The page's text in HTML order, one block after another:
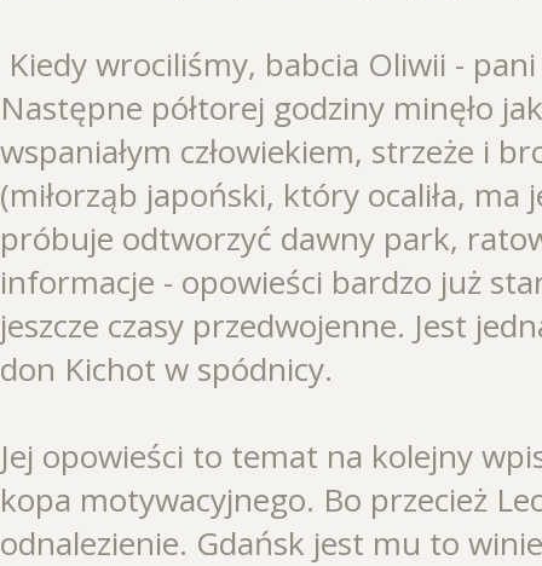
Kiedy wrociliśmy, babcia Oliwii - pani
Następne półtorej godziny minęło
wspaniałym człowiekiem, strzeże i
(miłorząb japoński, który ocaliła, ma
próbuje odtworzyć dawny park,
informacje - opowieści bardzo już
jeszcze czasy przedwojenne. Jest
don Kichot w spódnicy.
Jej opowieści to temat na kolejny
kopa motywacyjnego. Bo przecież
odnalezienie. Gdańsk jest mu to